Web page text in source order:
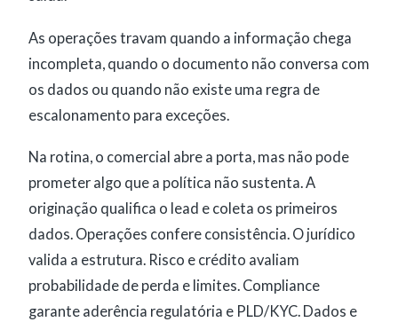
As operações travam quando a informação chega
incompleta, quando o documento não conversa com
os dados ou quando não existe uma regra de
escalonamento para exceções.
Na rotina, o comercial abre a porta, mas não pode
prometer algo que a política não sustenta. A
originação qualifica o lead e coleta os primeiros
dados. Operações confere consistência. O jurídico
valida a estrutura. Risco e crédito avaliam
probabilidade de perda e limites. Compliance
garante aderência regulatória e PLD/KYC. Dados e